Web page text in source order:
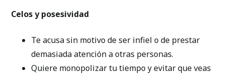
Celos y posesividad
Te acusa sin motivo de ser infiel o de prestar
demasiada atención a otras personas.
Quiere monopolizar tu tiempo y evitar que veas